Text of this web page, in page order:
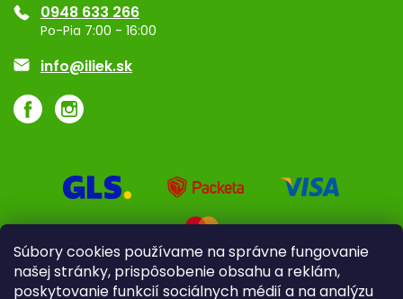
Súbory cookies používame na správne fungovanie
našej stránky, prispôsobenie obsahu a reklám,
poskytovanie funkcií sociálnych médií a na analýzu
Značky0948 633 266
Po-Pia 7:00 - 16:00
info@iliek.sk